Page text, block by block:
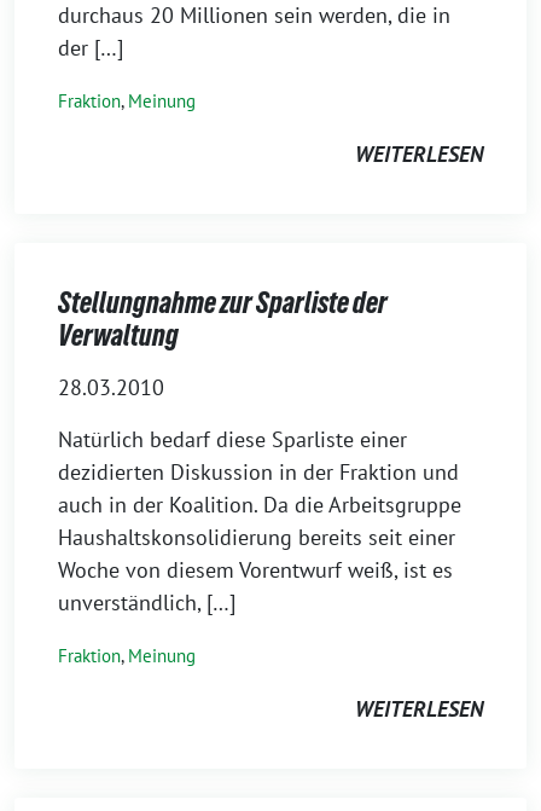
durchaus 20 Millionen sein werden, die in
der […]
Fraktion, Meinung
WEITERLESEN
Stellungnahme zur Sparliste der
Verwaltung
28.03.2010
Natürlich bedarf diese Sparliste einer
dezidierten Diskussion in der Fraktion und
auch in der Koalition. Da die Arbeitsgruppe
Haushaltskonsolidierung bereits seit einer
Woche von diesem Vorentwurf weiß, ist es
unverständlich, […]
Fraktion, Meinung
WEITERLESEN